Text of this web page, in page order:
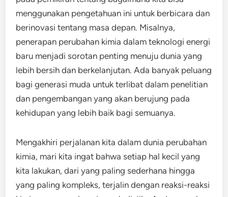
menggunakan pengetahuan ini untuk berbicara dan
berinovasi tentang masa depan. Misalnya,
penerapan perubahan kimia dalam teknologi energi
baru menjadi sorotan penting menuju dunia yang
lebih bersih dan berkelanjutan. Ada banyak peluang
bagi generasi muda untuk terlibat dalam penelitian
dan pengembangan yang akan berujung pada
kehidupan yang lebih baik bagi semuanya.
Mengakhiri perjalanan kita dalam dunia perubahan
kimia, mari kita ingat bahwa setiap hal kecil yang
kita lakukan, dari yang paling sederhana hingga
yang paling kompleks, terjalin dengan reaksi-reaksi